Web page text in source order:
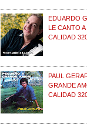
EDUARDO
LE CANTO
CALIDAD
PAUL
GRANDE
CALIDAD